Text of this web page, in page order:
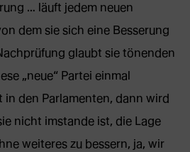
… läuft jedem neuen
dem sie sich eine Besserung
glaubt sie tönenden
„neue“ Partei einmal
in den Parlamenten, dann wird
nicht imstande ist, die Lage
weiteres zu bessern, ja, wir